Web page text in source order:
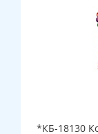
*КБ-18130